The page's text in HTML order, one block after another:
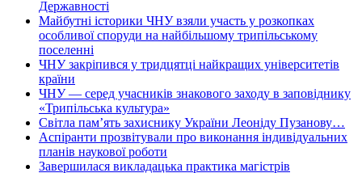
Державності
Майбутні історики ЧНУ взяли участь у розкопках
особливої споруди на найбільшому трипільському
поселенні
ЧНУ закріпився у тридцятці найкращих університетів
країни
ЧНУ — серед учасників знакового заходу в заповіднику
«Трипільська культура»
Світла пам’ять захиснику України Леоніду Пузанову…
Аспіранти прозвітували про виконання індивідуальних
планів наукової роботи
Завершилася викладацька практика магістрів